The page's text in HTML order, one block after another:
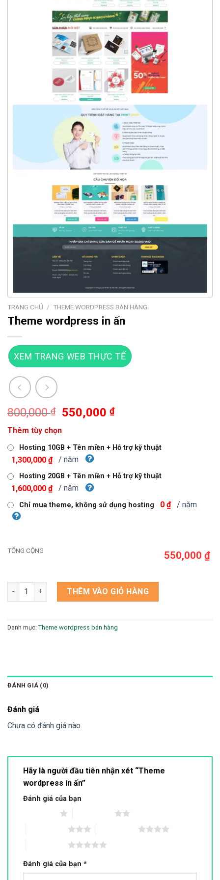
TRANG CHỦ / THEME WORDPRESS BÁN HÀNG
Theme wordpress in ấn
XEM TRANG WEB THỰC TẾ
800,000₫
Giá
là:
800,000 ₫.
550,000₫Giá
là:
Thêm tùy chọn
Hosting 10GB + Tên miền + Hỗ trợ kỹ thuật
1,300,000 ₫ / năm
Hosting 20GB + Tên miền + Hỗ trợ kỹ thuật
1,600,000 ₫ / năm
Chỉ mua theme, không sử dụng hosting 0 ₫ / năm
TỔNG CỘNG 550,000 ₫
Theme wordpress in ấn số lượng
THÊM VÀO GIỎ HÀNG
Danh mục: Theme wordpress bán hàng
ĐÁNH GIÁ (0)
Đánh giá
Chưa có đánh giá nào.
Hãy là người đầu tiên nhận xét “Theme
wordpress in ấn”
Đánh giá của bạn
Đánh giá của bạn *